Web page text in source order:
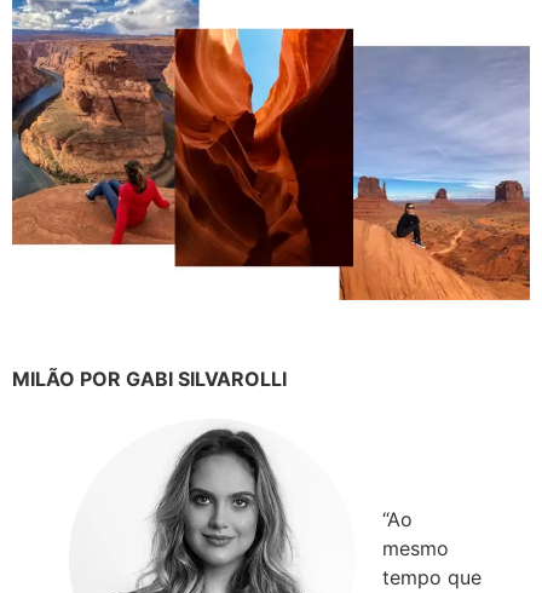
MILÃO POR GABI SILVAROLLI
“Ao
mesmo
tempo que